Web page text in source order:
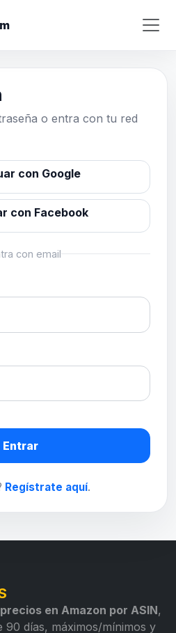
o entra con tu red
con Google
con Facebook
con email
Entrar
Regístrate aquí.
en Amazon por ASIN,
90 días, máximos/mínimos y